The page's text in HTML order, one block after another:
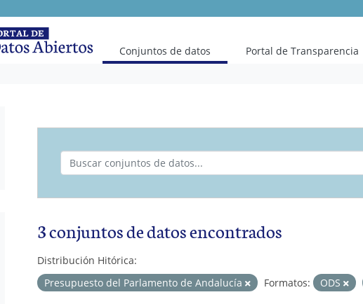
(current)
Conjuntos de datos Portal de Transparencia
3 conjuntos de datos encontrados
Distribución Hitórica:
Presupuesto del Parlamento de Andalucía
Formatos: ODS